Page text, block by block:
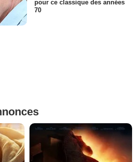
pour ce classique des années
70